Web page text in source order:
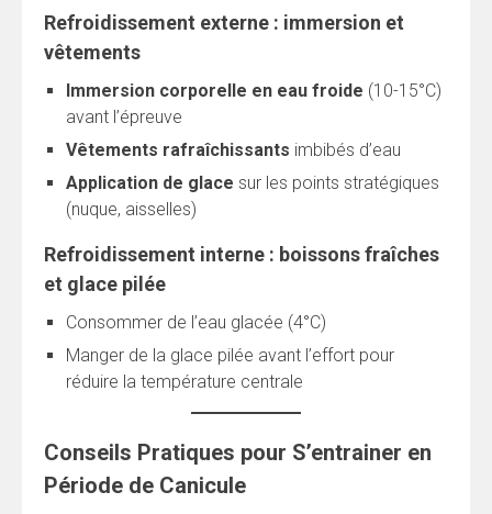
Refroidissement externe : immersion et
vêtements
Immersion corporelle en eau froide (10-15°C)
avant l’épreuve
Vêtements rafraîchissants imbibés d’eau
Application de glace sur les points stratégiques
(nuque, aisselles)
Refroidissement interne : boissons fraîches
et glace pilée
Consommer de l’eau glacée (4°C)
Manger de la glace pilée avant l’effort pour
réduire la température centrale
Conseils Pratiques pour S’entrainer en
Période de Canicule